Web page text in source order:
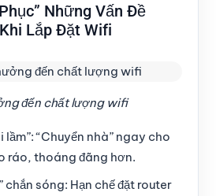
Những Vấn Đề
Lắp Đặt Wifi
đến chất lượng wifi
lầm”:“Chuyển nhà” ngay cho
ráo, thoáng đãng hơn.
chắn sóng: Hạn chế đặt router